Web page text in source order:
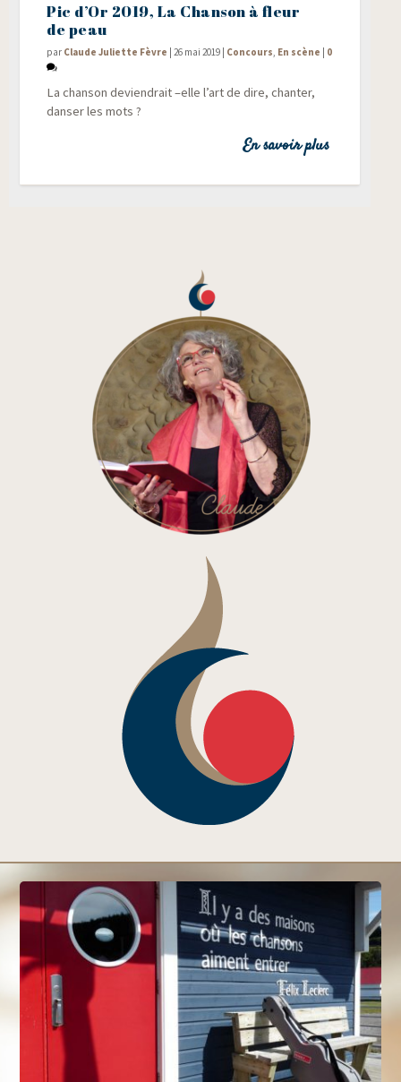
Pic d’Or 2019, La Chanson à fleur
de peau
par Claude Juliette Fèvre |26 mai 2019 | Concours En scène | 0
La chan­son devien­drait –elle l’art de dire, chan­ter,
dan­ser les mots ?
En savoir plus